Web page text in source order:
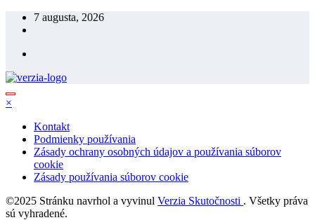
Skip
7 augusta, 2026
×
Kontakt
Podmienky používania
Zásady ochrany osobných údajov a používania súborov
cookie
Zásady používania súborov cookie
©2025 Stránku navrhol a vyvinul Verzia Skutočnosti . Všetky práva
sú vyhradené.